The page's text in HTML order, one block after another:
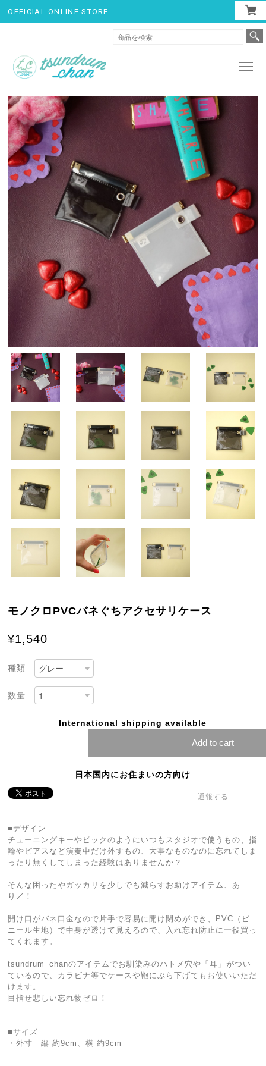
OFFICIAL ONLINE STORE
モノクロPVCバネぐちアクセサリケース
¥1,540
種類
数量
International shipping available
Add to cart
日本国内にお住まいの方向け
通報する
■デザイン
チューニングキーやピックのようにいつもスタジオで使うもの、指
輪やピアスなど演奏中だけ外すもの、大事なものなのに忘れてしま
ったり無くしてしまった経験はありませんか？
そんな困ったやガッカリを少しでも減らすお助けアイテム、あ
り〼！
開け口がバネ口金なので片手で容易に開け閉めができ、PVC（ビ
ニール生地）で中身が透けて見えるので、入れ忘れ防止に一役買っ
てくれます。
tsundrum_chanのアイテムでお馴染みのハトメ穴や「耳」がつい
ているので、カラビナ等でケースや鞄にぶら下げてもお使いいただ
けます。
目指せ悲しい忘れ物ゼロ！
■サイズ
・外寸 縦 約9cm、横 約9cm